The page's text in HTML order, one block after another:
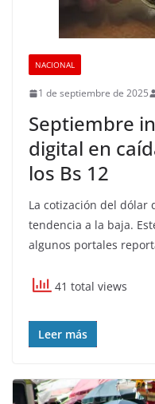
NACIONAL
1 de septiembre de 2025
Septiembre
digital en
los Bs 12
La cotización del dólar
tendencia a la baja.
algunos portales
41 total views
Leer más